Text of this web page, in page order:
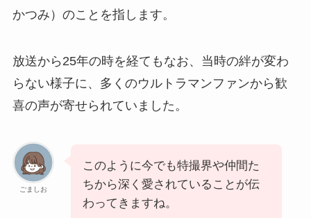
かつみ）のことを指します。
放送から25年の時を経てもなお、当時の絆が変わ
らない様子に、多くのウルトラマンファンから歓
喜の声が寄せられていました。
ごましお
このように今でも特撮界や仲間た
ちから深く愛されていることが伝
わってきますね。